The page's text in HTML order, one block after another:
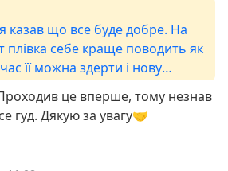
казав що все буде добре. На
себе краще поводить як
її можна здерти і нову
це вперше, тому незнав
гуд. Дякую за увагу🤝